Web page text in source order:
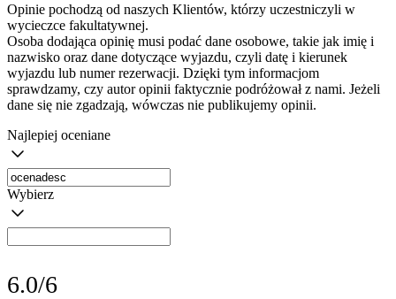
Opinie pochodzą od naszych Klientów, którzy uczestniczyli w
wycieczce fakultatywnej.
Osoba dodająca opinię musi podać dane osobowe, takie jak imię i
nazwisko oraz dane dotyczące wyjazdu, czyli datę i kierunek
wyjazdu lub numer rezerwacji. Dzięki tym informacjom
sprawdzamy, czy autor opinii faktycznie podróżował z nami. Jeżeli
dane się nie zgadzają, wówczas nie publikujemy opinii.
Najlepiej oceniane
Wybierz
6.0/6